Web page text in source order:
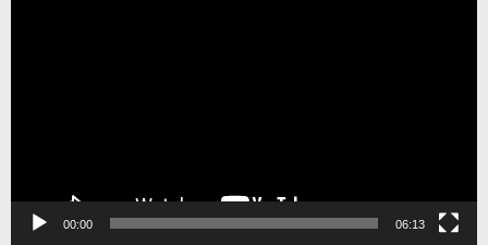
00:00 06:13